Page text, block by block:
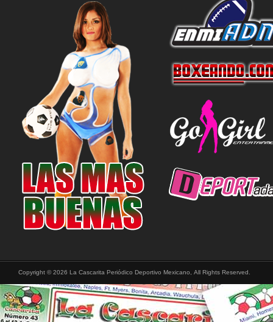
Copyright © 2026 La Cascarita Periódico Deportivo Mexicano, All Rights Reserved.